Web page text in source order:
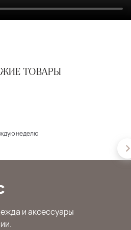
ТОВАРЫ
неделю
и аксессуары